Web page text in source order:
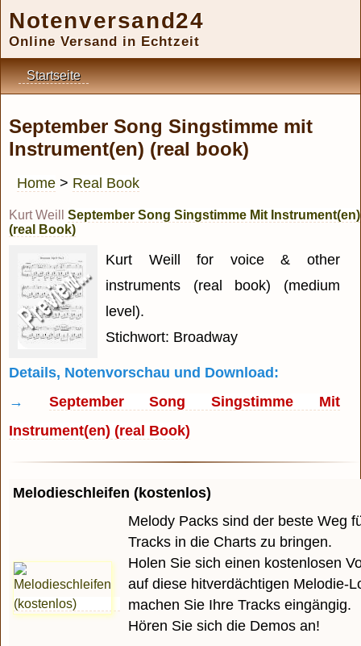
Notenversand24
Online Versand in Echtzeit
Startseite
September Song Singstimme mit
Instrument(en) (real book)
Home > Real Book
Kurt Weill
September Song Singstimme Mit Instrument(en)
(real Book)
Kurt Weill for voice & other
instruments (real book) (medium
level).
Stichwort: Broadway
Details, Notenvorschau und Download:
→ September Song Singstimme Mit
Instrument(en) (real Book)
Melodieschleifen (kostenlos)
Melody Packs sind der beste Weg
Tracks in die Charts zu bringen.
Holen Sie sich einen kostenlosen
auf diese hitverdächtigen Melodie-
machen Sie Ihre Tracks eingängig.
Hören Sie sich die Demos an!